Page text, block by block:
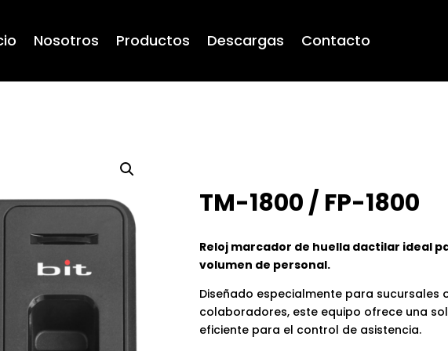
Nosotros Productos Descargas Contacto
TM-1800 / FP-1800
Reloj marcador de huella dactilar ideal
volumen de personal.
Diseñado especialmente para sucursales
colaboradores, este equipo ofrece una
eficiente para el control de asistencia.